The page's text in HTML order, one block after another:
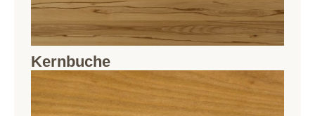
Kernbuche